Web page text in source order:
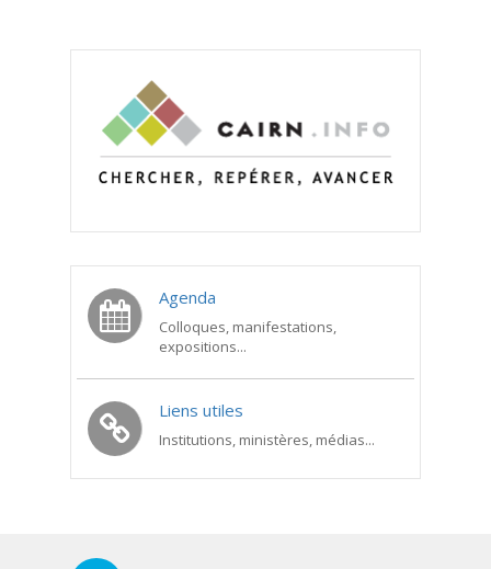
Agenda
Colloques, manifestations,
expositions...
Liens utiles
Institutions, ministères, médias...